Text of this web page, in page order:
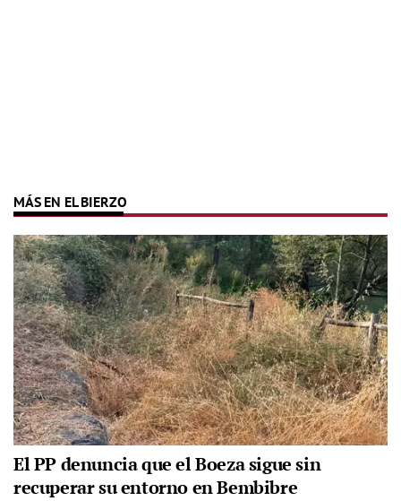
MÁS EN EL BIERZO
El PP denuncia que el Boeza sigue sin
recuperar su entorno en Bembibre